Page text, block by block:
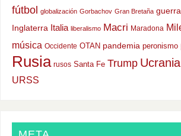
fútbol globalización Gorbachov Gran Bretaña guerra
Inglaterra Italia liberalismo Macri Maradona
música Occidente OTAN pandemia peronismo
Rusia rusos Santa Fe Trump Ucrania
URSS